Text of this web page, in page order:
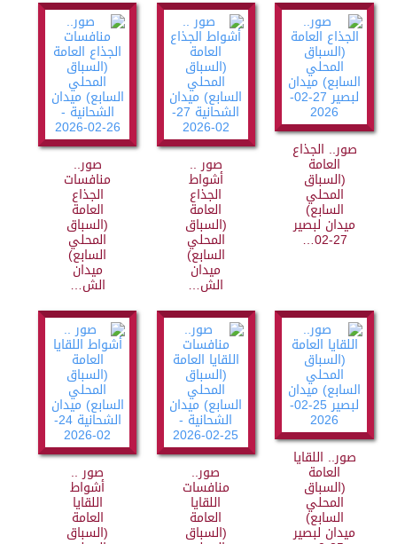
صور.. الجذاع
العامة
(السباق
المحلي
السابع)
ميدان لبصير
27-02…
صور ..
أشواط
الجذاع
العامة
(السباق
المحلي
السابع)
ميدان
الش…
صور..
منافسات
الجذاع
العامة
(السباق
المحلي
السابع)
ميدان
الش…
صور.. اللقايا
العامة
(السباق
المحلي
السابع)
ميدان لبصير
صور..
منافسات
اللقايا
العامة
(السباق
صور ..
أشواط
اللقايا
العامة
(السباق